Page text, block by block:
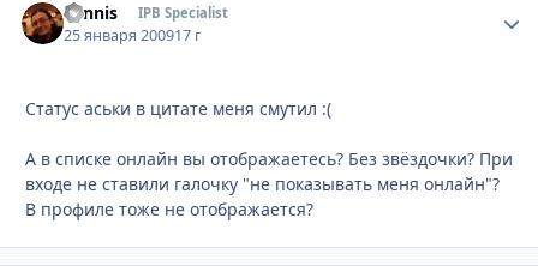
Sannis IPB Specialist
25 января 200917 г
Статус аськи в цитате меня смутил :(
А в списке онлайн вы отображаетесь? Без звёздочки? При
входе не ставили галочку "не показывать меня онлайн"?
В профиле тоже не отображается?